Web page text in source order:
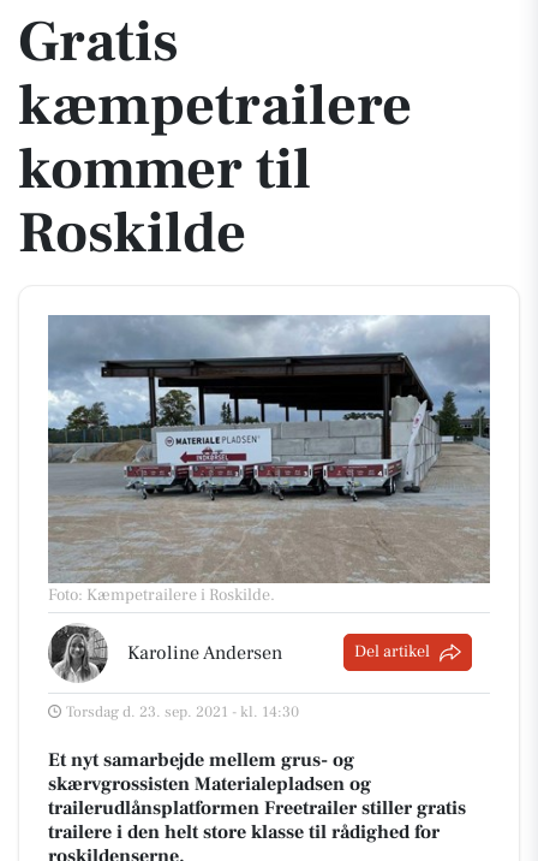
Gratis
kæmpetrailere
kommer til
Roskilde
Foto: Kæmpetrailere i Roskilde.
Karoline Andersen Del artikel
Torsdag d. 23. sep. 2021 - kl. 14:30
Et nyt samarbejde mellem grus- og
skærvgrossisten Materialepladsen og
trailerudlånsplatformen Freetrailer stiller gratis
trailere i den helt store klasse til rådighed for
roskildenserne.